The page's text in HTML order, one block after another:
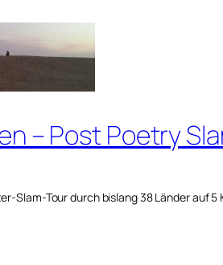
– Post Poetry
Slam-Tour durch bislang 38 Länder auf 5